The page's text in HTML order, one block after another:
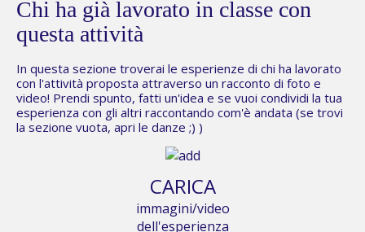
Chi ha già lavorato in classe con
questa attività
In questa sezione troverai le esperienze di chi ha lavorato
con l'attività proposta attraverso un racconto di foto e
video! Prendi spunto, fatti un'idea e se vuoi condividi la tua
esperienza con gli altri raccontando com'è andata (se trovi
la sezione vuota, apri le danze ;) )
CARICA
immagini/video
dell'esperienza